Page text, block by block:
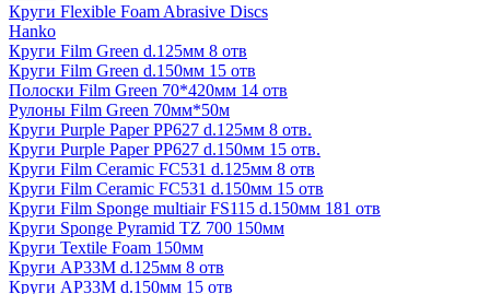
Круги Flexible Foam Abrasive Discs
Hanko
Круги Film Green d.125мм 8 отв
Круги Film Green d.150мм 15 отв
Полоски Film Green 70*420мм 14 отв
Рулоны Film Green 70мм*50м
Круги Purple Paper PP627 d.125мм 8 отв.
Круги Purple Paper PP627 d.150мм 15 отв.
Круги Film Ceramic FC531 d.125мм 8 отв
Круги Film Ceramic FC531 d.150мм 15 отв
Круги Film Sponge multiair FS115 d.150мм 181 отв
Круги Sponge Pyramid TZ 700 150мм
Круги Textile Foam 150мм
Круги AP33M d.125мм 8 отв
Круги AP33M d.150мм 15 отв